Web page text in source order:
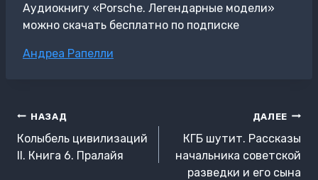
Аудиокнигу «Porsche. Легендарные модели»
можно скачать бесплатно по подписке
Метки
Андреа Рапелли
Навигация
по
записям
НАЗАД
Колыбель цивилизаций
II. Книга 6. Пралайя
ДАЛЕЕ
КГБ шутит. Рассказы
начальника советской
разведки и его сына